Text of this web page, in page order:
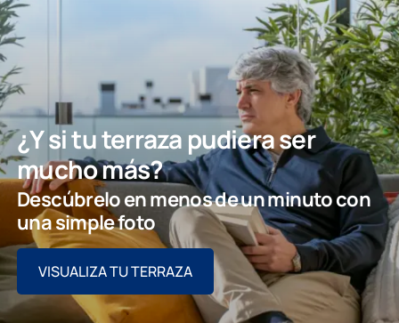
¿Y si tu terraza pudiera ser
mucho más?
Descúbrelo en menos de un minuto con
una simple foto
VISUALIZA TU TERRAZA